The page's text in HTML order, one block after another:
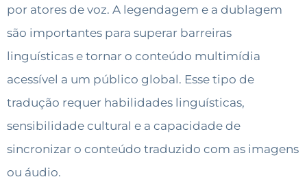
por atores de voz. A legendagem e a dublagem
são importantes para superar barreiras
linguísticas e tornar o conteúdo multimídia
acessível a um público global. Esse tipo de
tradução requer habilidades linguísticas,
sensibilidade cultural e a capacidade de
sincronizar o conteúdo traduzido com as imagens
ou áudio.